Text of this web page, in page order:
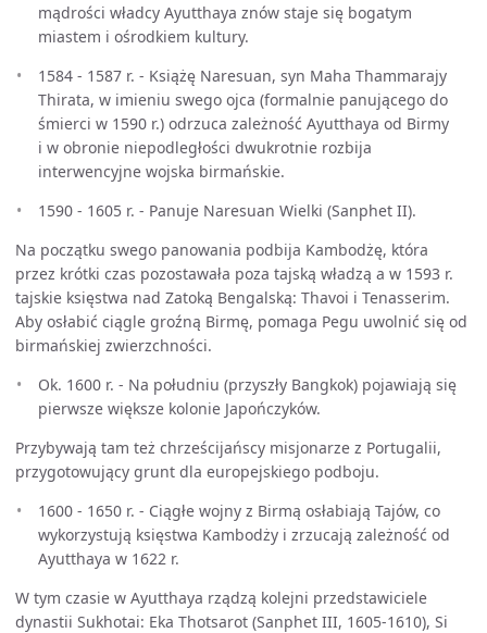
mądrości władcy Ayutthaya znów staje się bogatym
miastem i ośrodkiem kultury.
1584 - 1587 r. - Książę Naresuan, syn Maha Thammarajy
Thirata, w imieniu swego ojca (formalnie panującego do
śmierci w 1590 r.) odrzuca zależność Ayutthaya od Birmy
i w obronie niepodległości dwukrotnie rozbija
interwencyjne wojska birmańskie.
1590 - 1605 r. - Panuje Naresuan Wielki (Sanphet II).
Na początku swego panowania podbija Kambodżę, która
przez krótki czas pozostawała poza tajską władzą a w 1593 r.
tajskie księstwa nad Zatoką Bengalską: Thavoi i Tenasserim.
Aby osłabić ciągle groźną Birmę, pomaga Pegu uwolnić się od
birmańskiej zwierzchności.
Ok. 1600 r. - Na południu (przyszły Bangkok) pojawiają się
pierwsze większe kolonie Japończyków.
Przybywają tam też chrześcijańscy misjonarze z Portugalii,
przygotowujący grunt dla europejskiego podboju.
1600 - 1650 r. - Ciągłe wojny z Birmą osłabiają Tajów, co
wykorzystują księstwa Kambodży i zrzucają zależność od
Ayutthaya w 1622 r.
W tym czasie w Ayutthaya rządzą kolejni przedstawiciele
dynastii Sukhotai: Eka Thotsarot (Sanphet III, 1605-1610), Si